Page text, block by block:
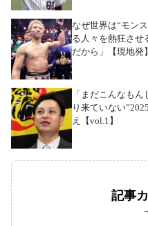
なぜ世界は“モン
る人々を熱狂させ
だから」【現地発】
「まだこんなも
り来ていない
え【vol.1】
記事